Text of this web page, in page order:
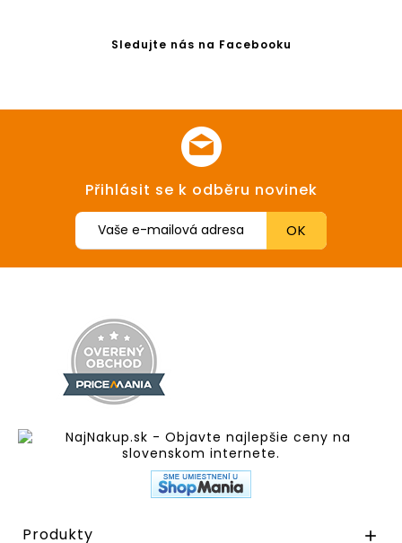
Sledujte nás na Facebooku
Přihlásit se k odběru novinek
Produkty 